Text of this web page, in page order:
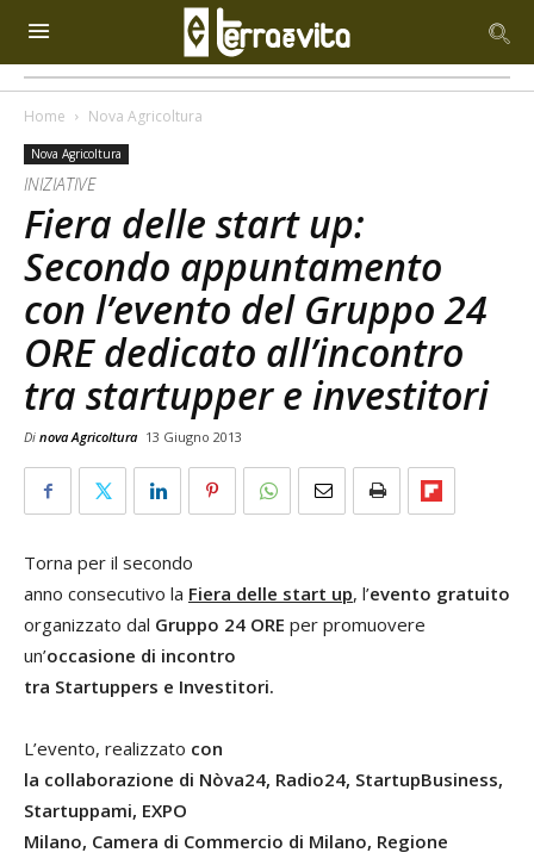
Home Nova Agricoltura
Nova Agricoltura
INIZIATIVE
Fiera delle start up:
Secondo appuntamento
con l’evento del Gruppo 24
ORE dedicato all’incontro
tra startupper e investitori
Di nova Agricoltura 13 Giugno 2013
Torna per il secondo
anno consecutivo la Fiera delle start up, l’evento gratuito
organizzato dal Gruppo 24 ORE per promuovere
un’occasione di incontro
tra Startuppers e Investitori.
L’evento, realizzato con
la collaborazione di Nòva24, Radio24, StartupBusiness,
Startuppami, EXPO
Milano, Camera di Commercio di Milano, Regione